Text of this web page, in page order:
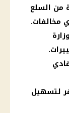
من السلع
مخالفات.
لتسهيل